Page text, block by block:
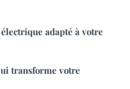
adapté à votre
transforme votre